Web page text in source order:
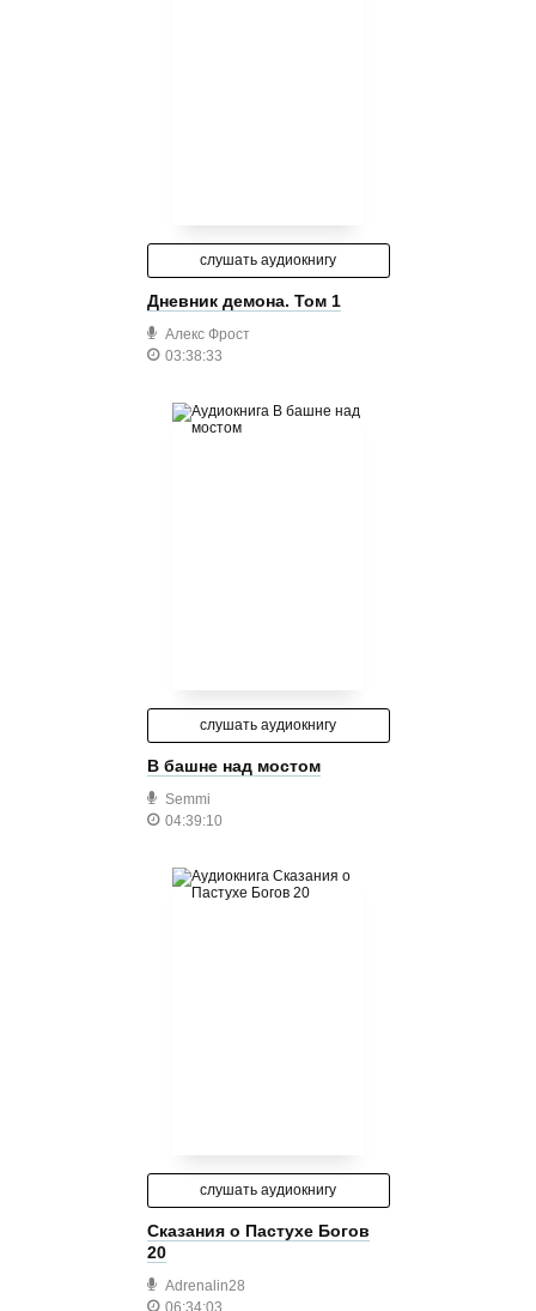
слушать аудиокнигу
Дневник демона. Том 1
Алекс Фрост
03:38:33
слушать аудиокнигу
В башне над мостом
Semmi
04:39:10
слушать аудиокнигу
Сказания о Пастухе Богов
20
Adrenalin28
06:34:03